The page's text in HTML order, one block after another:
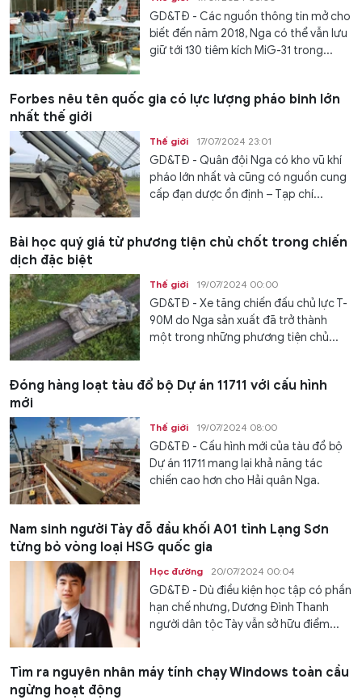
GD&TĐ - Các nguồn thông tin mở cho
biết đến năm 2018, Nga có thể vẫn lưu
giữ tới 130 tiêm kích MiG-31 trong...
Forbes nêu tên quốc gia có lực lượng pháo binh lớn
nhất thế giới
Thế giới 17/07/2024 23:01
GD&TĐ - Quân đội Nga có kho vũ khí
pháo lớn nhất và cũng có nguồn cung
cấp đạn dược ổn định – Tạp chí...
Bài học quý giá từ phương tiện chủ chốt trong chiến
dịch đặc biệt
Thế giới 19/07/2024 00:00
GD&TĐ - Xe tăng chiến đấu chủ lực T-
90M do Nga sản xuất đã trở thành
một trong những phương tiện chủ...
Đóng hàng loạt tàu đổ bộ Dự án 11711 với cấu hình
mới
Thế giới 19/07/2024 08:00
GD&TĐ - Cấu hình mới của tàu đổ bộ
Dự án 11711 mang lại khả năng tác
chiến cao hơn cho Hải quân Nga.
Nam sinh người Tày đỗ đầu khối A01 tỉnh Lạng Sơn
từng bỏ vòng loại HSG quốc gia
Học đường 20/07/2024 00:04
GD&TĐ - Dù điều kiện học tập có phần
hạn chế nhưng, Dương Đình Thanh
người dân tộc Tày vẫn sở hữu điểm...
Tìm ra nguyên nhân máy tính chạy Windows toàn cầu
ngừng hoạt động